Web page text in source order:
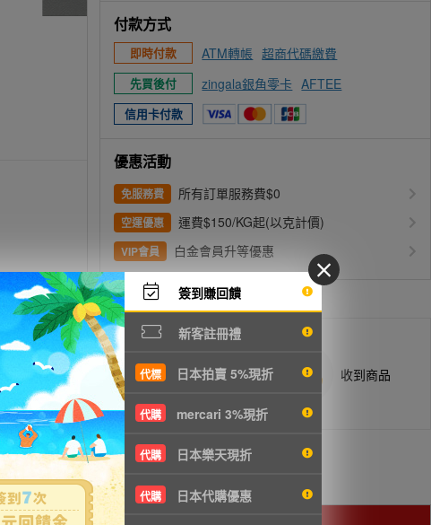
簽到賺回饋
新客註冊禮
代標 日本拍賣 5%現折
代購 mercari 3%現折
代購 日本樂天現折
代購 日本代購優惠
付款方式
即時付款 ATM轉帳 超商代碼繳費
先買後付 zingala銀角零卡 AFTEE
信用卡付款
優惠活動
免服務費 所有訂單服務費$0
空運優惠 運費$150/KG起(以克計價)
VIP會員 白金會員升等優惠
商品抵台通知出貨 收到商品